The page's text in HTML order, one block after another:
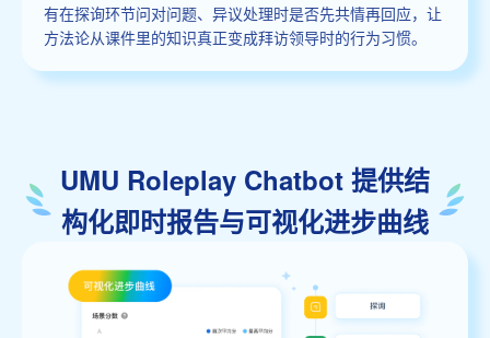
有在探询环节问对问题、异议处理时是否先共情再回应，让
方法论从课件里的知识真正变成拜访领导时的行为习惯。
UMU Roleplay Chatbot 提供结
构化即时报告与可视化进步曲线